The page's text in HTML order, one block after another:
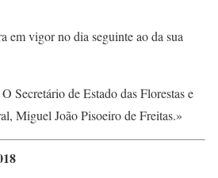
em vigor no dia seguinte ao da sua
Secretário de Estado das Florestas e
Miguel João Pisoeiro de Freitas.»